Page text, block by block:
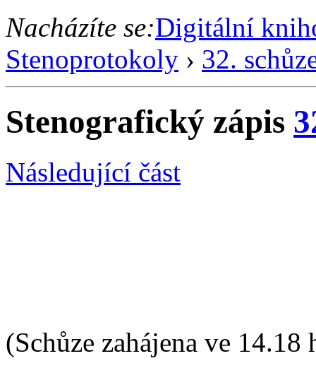
Nacházíte se:Digitální
Stenoprotokoly › 32.
Stenografický zápis
Následující část
(Schůze zahájena ve 14.18